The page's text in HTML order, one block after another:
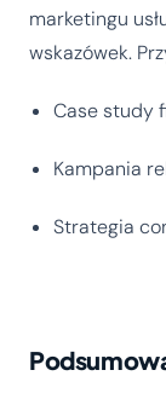
marketingu
wskazówek.
Case study
Kampania
Strategia